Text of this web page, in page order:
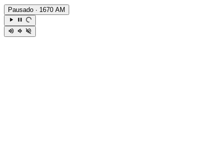
Pausado · 1670 AM